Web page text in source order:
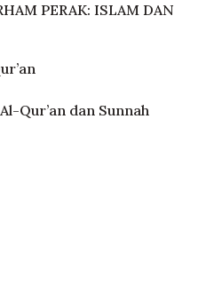
PERAK: ISLAM DAN
Qur’an dan Sunnah